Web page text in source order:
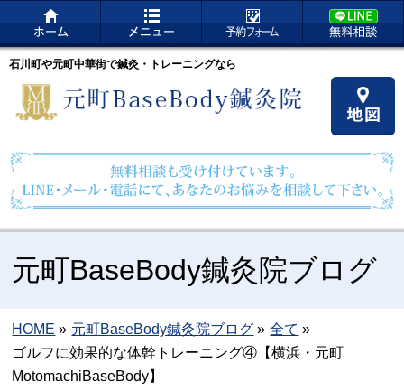
石川町や元町中華街で鍼灸・トレーニングなら
元町BaseBody鍼灸院ブログ
HOME » 元町BaseBody鍼灸院ブログ » 全て »
ゴルフに効果的な体幹トレーニング④【横浜・元町
MotomachiBaseBody】